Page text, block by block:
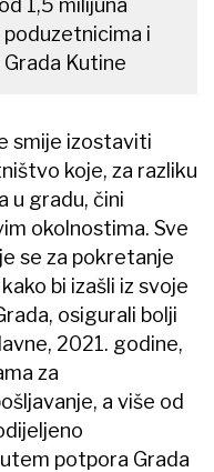
1,5 milijuna
i
Kutine
smije izostaviti
koje, za razliku
u gradu, čini
okolnostima. Sve
se za pokretanje
bi izašli iz svoje
osigurali bolji
2021. godine,
za
a više od
potpora Grada